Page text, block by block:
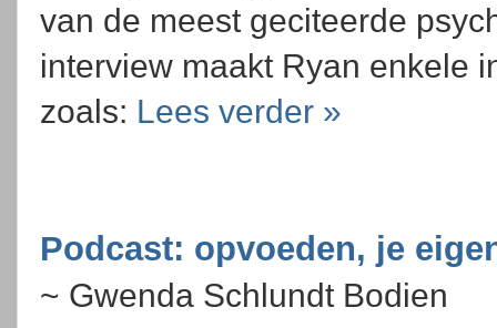
van de meest geciteerde
interview maakt Ryan enkele
zoals: Lees verder »
Podcast: opvoeden, je
~ Gwenda Schlundt Bodien